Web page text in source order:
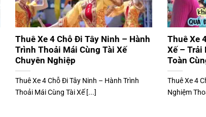
Thuê Xe 4 Chỗ Đi Tây Ninh – Hành
Trình Thoải Mái Cùng Tài Xế
Chuyên Nghiệp
Thuê Xe 4 Chỗ Đi Tây Ninh – Hành Trình
Thoải Mái Cùng Tài Xế [...]
Thuê Xe
Xế – Trải
Toàn
Thuê Xe 4
Nghiệm